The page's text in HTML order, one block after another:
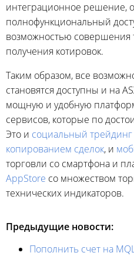
интеграционное решение,
полнофункциональный
возможностью совершения
получения котировок.
Таким образом, все
становятся доступны и на
мощную и удобную
сервисов, которые по
Это и социальный трейдинг
копированием сделок, и
торговли со смартфона и
AppStore со множеством
технических индикаторов.
Предыдущие новости:
Пополнить счет на